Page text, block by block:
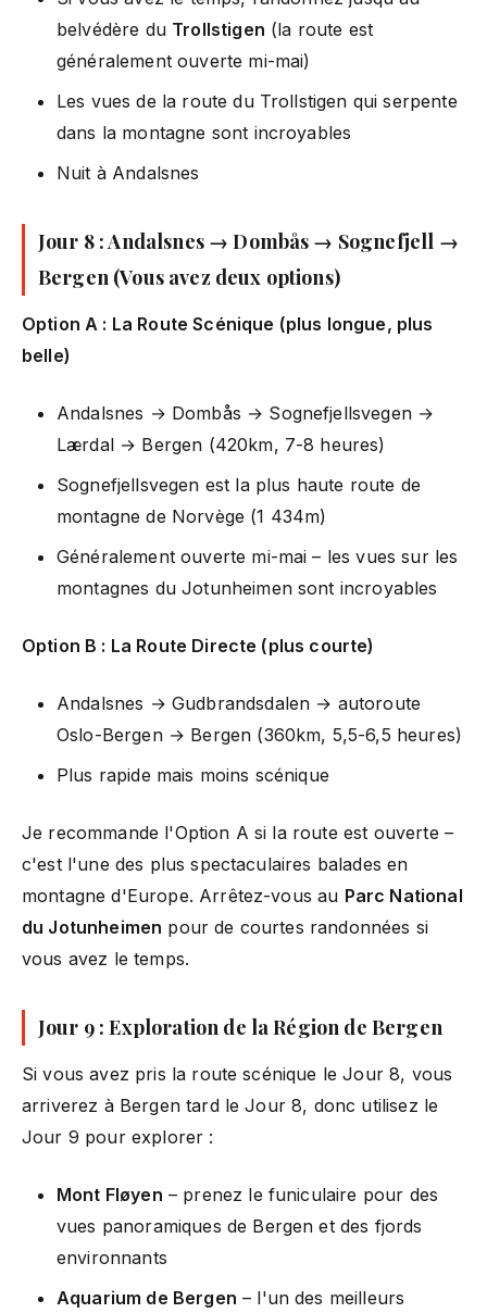
belvédère du Trollstigen (la route est
généralement ouverte mi-mai)
Les vues de la route du Trollstigen qui serpente
dans la montagne sont incroyables
Nuit à Andalsnes
Jour 8 : Andalsnes → Dombås → Sognefjell →
Bergen (Vous avez deux options)
Option A : La Route Scénique (plus longue, plus
belle)
Andalsnes → Dombås → Sognefjellsvegen →
Lærdal → Bergen (420km, 7-8 heures)
Sognefjellsvegen est la plus haute route de
montagne de Norvège (1 434m)
Généralement ouverte mi-mai – les vues sur les
montagnes du Jotunheimen sont incroyables
Option B : La Route Directe (plus courte)
Andalsnes → Gudbrandsdalen → autoroute
Oslo-Bergen → Bergen (360km, 5,5-6,5 heures)
Plus rapide mais moins scénique
Je recommande l'Option A si la route est ouverte –
c'est l'une des plus spectaculaires balades en
montagne d'Europe. Arrêtez-vous au Parc National
du Jotunheimen pour de courtes randonnées si
vous avez le temps.
Jour 9 : Exploration de la Région de Bergen
Si vous avez pris la route scénique le Jour 8, vous
arriverez à Bergen tard le Jour 8, donc utilisez le
Jour 9 pour explorer :
Mont Fløyen – prenez le funiculaire pour des
vues panoramiques de Bergen et des fjords
environnants
Aquarium de Bergen – l'un des meilleurs